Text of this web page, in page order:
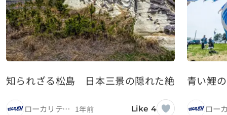
知られざる松島 日本三景の隠れた絶景スポッ
ローカリティ！ 1年前 Like 4
青い鯉